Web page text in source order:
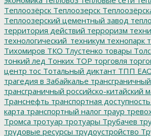
Теплоозёрск Теплоозерск
Теплоозерский цементный завод
территория действий терроризм
технологический_техникум технопарк
Тихомиров ТКО Тлустенко товары
тонкий лед Тонких ТОР торговля
центр тос Тотальный диктант ТПП
трагедия в Забайкалье
трансграничный российско-китайский
Транснефть транспортная доступность
карта транспортный налог траур
Тромса тротуар тротуары Трубачев
трудовые ресурсы трудоустройство